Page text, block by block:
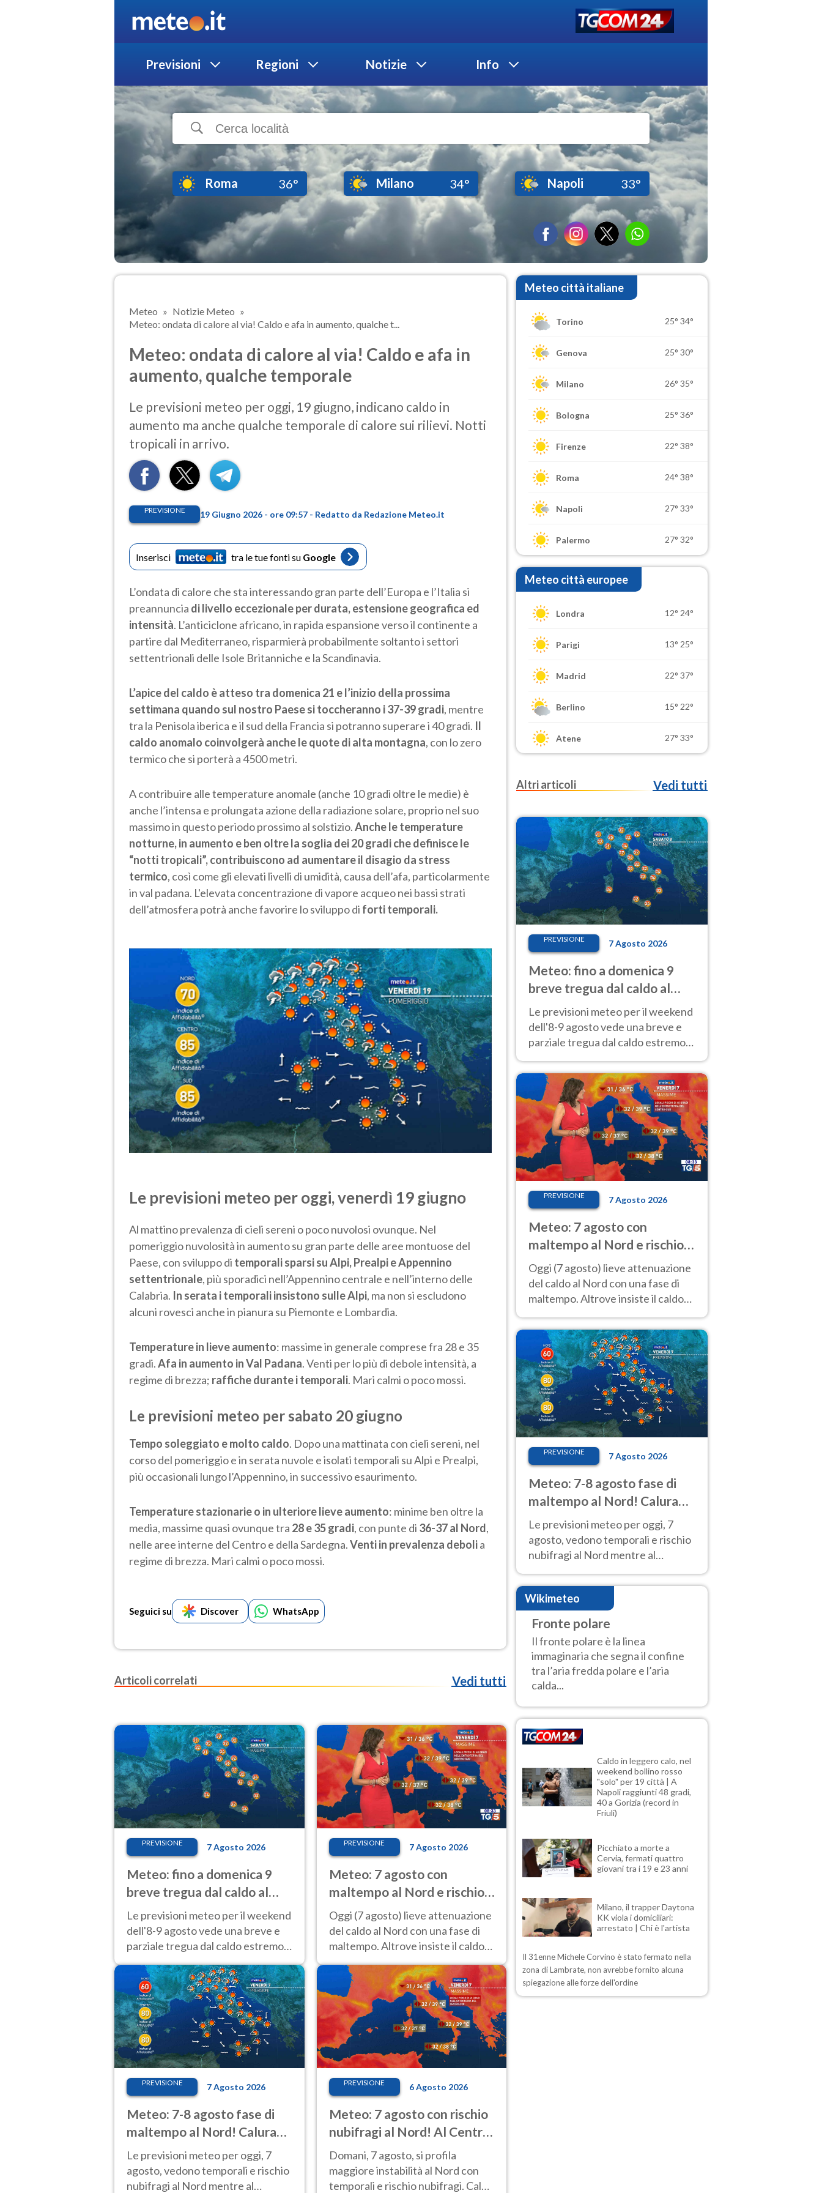
Previsioni Regioni Notizie Info
Roma 36° Milano 34° Napoli 33°
Meteo
Notizie Meteo
Meteo: ondata di calore al via! Caldo e afa in aumento, qualche t...
Meteo: ondata di calore al via! Caldo e afa in
aumento, qualche temporale
Le previsioni meteo per oggi, 19 giugno, indicano caldo in
aumento ma anche qualche temporale di calore sui rilievi. Notti
tropicali in arrivo.
PREVISIONE 19 Giugno 2026 - ore 09:57 - Redatto da Redazione Meteo.it
Inserisci tra le tue fonti su Google
L’ondata di calore che sta interessando gran parte dell’Europa e l’Italia si
preannuncia di livello eccezionale per durata, estensione geografica ed
intensità. L’anticiclone africano, in rapida espansione verso il continente a
partire dal Mediterraneo, risparmierà probabilmente soltanto i settori
settentrionali delle Isole Britanniche e la Scandinavia.
L’apice del caldo è atteso tra domenica 21 e l’inizio della prossima
settimana quando sul nostro Paese si toccheranno i 37-39 gradi, mentre
tra la Penisola iberica e il sud della Francia si potranno superare i 40 gradi. Il
caldo anomalo coinvolgerà anche le quote di alta montagna, con lo zero
termico che si porterà a 4500 metri.
A contribuire alle temperature anomale (anche 10 gradi oltre le medie) è
anche l’intensa e prolungata azione della radiazione solare, proprio nel suo
massimo in questo periodo prossimo al solstizio.Anche le temperature
notturne, in aumento e ben oltre la soglia dei 20 gradi che definisce le
“notti tropicali”, contribuiscono ad aumentare il disagio da stress
termico, così come gli elevati livelli di umidità, causa dell’afa, particolarmente
in val padana. L'elevata concentrazione di vapore acqueo nei bassi strati
dell’atmosfera potrà anche favorire lo sviluppo di forti temporali.
Le previsioni meteo per oggi, venerdì 19 giugno
Al mattino prevalenza di cieli sereni o poco nuvolosi ovunque. Nel
pomeriggio nuvolosità in aumento su gran parte delle aree montuose del
Paese, con sviluppo di temporali sparsi su Alpi, Prealpi e Appennino
settentrionale, più sporadici nell’Appennino centrale e nell’interno delle
Calabria. In serata i temporali insistono sulle Alpi, ma non si escludono
alcuni rovesci anche in pianura su Piemonte e Lombardia.
Temperature in lieve aumento: massime in generale comprese fra 28 e 35
gradi.Afa in aumento in Val Padana. Venti per lo più di debole intensità, a
regime di brezza; raffiche durante i temporali. Mari calmi o poco mossi.
Le previsioni meteo per sabato 20 giugno
Tempo soleggiato e molto caldo. Dopo una mattinata con cieli sereni, nel
corso del pomeriggio e in serata nuvole e isolati temporali su Alpi e Prealpi,
più occasionali lungo l’Appennino, in successivo esaurimento.
Temperature stazionarie o in ulteriore lieve aumento: minime ben oltre la
media, massime quasi ovunque tra 28 e 35 gradi, con punte di 36-37 al Nord,
nelle aree interne del Centro e della Sardegna.Venti in prevalenza debolia
regime di brezza. Mari calmi o poco mossi.
Seguici su Discover WhatsApp
Articoli correlati Vedi tutti
PREVISIONE 7 Agosto 2026
Meteo: fino a domenica 9
breve tregua dal caldo al
Nord! Altrove calura e afa
Le previsioni meteo per il weekend
dell'8-9 agosto vede una breve e
parziale tregua dal caldo estremo
al Nord mentre altrove persistono
40 gradi.
PREVISIONE 7 Agosto 2026
Meteo: 7 agosto con
maltempo al Nord e rischio
nubifragi. Altrove caldo
estremo
Oggi (7 agosto) lieve attenuazione
del caldo al Nord con una fase di
maltempo. Altrove insiste il caldo
estremo con picchi di 40°C. Le
previsioni
PREVISIONE 7 Agosto 2026
Meteo: 7-8 agosto fase di
maltempo al Nord! Calura
fino a Ferragosto
Le previsioni meteo per oggi, 7
agosto, vedono temporali e rischio
nubifragi al Nord mentre al
PREVISIONE 6 Agosto 2026
Meteo: 7 agosto con rischio
nubifragi al Nord! Al Centro-
Sud caldo estremo
Domani, 7 agosto, si profila
maggiore instabilità al Nord con
temporali e rischio nubifragi. Caldo
Meteo città italiane
Torino 25° 34°
Genova 25° 30°
Milano 26° 35°
Bologna 25° 36°
Firenze 22° 38°
Roma 24° 38°
Napoli 27° 33°
Palermo 27° 32°
Meteo città europee
Londra 12° 24°
Parigi 13° 25°
Madrid 22° 37°
Berlino 15° 22°
Atene 27° 33°
Altri articoli Vedi tutti
PREVISIONE 7 Agosto 2026
Meteo: fino a domenica 9
breve tregua dal caldo al
Nord! Altrove calura e afa
Le previsioni meteo per il weekend
dell'8-9 agosto vede una breve e
parziale tregua dal caldo estremo
40 gradi.
PREVISIONE 7 Agosto 2026
Meteo: 7 agosto con
maltempo al Nord e rischio
nubifragi. Altrove caldo
estremo
Oggi (7 agosto) lieve attenuazione
del caldo al Nord con una fase di
maltempo. Altrove insiste il caldo
previsioni
PREVISIONE 7 Agosto 2026
Meteo: 7-8 agosto fase di
maltempo al Nord! Calura
fino a Ferragosto
Le previsioni meteo per oggi, 7
agosto, vedono temporali e rischio
nubifragi al Nord mentre al
molto intenso.
Wikimeteo
Fronte polare
Il fronte polare è la linea
immaginaria che segna il confine
tra l’aria fredda polare e l’aria
calda...
Caldo in leggero calo, nel
weekend bollino rosso
"solo" per 19 città | A
Napoli raggiunti 48 gradi,
40 a Gorizia (record in
Friuli)
Picchiato a morte a
Cervia, fermati quattro
giovani tra i 19 e 23 anni
Milano, il trapper Daytona
KK viola i domiciliari:
arrestato | Chi è l'artista
Il 31enne Michele Corvino è stato fermato nella
zona di Lambrate, non avrebbe fornito alcuna
spiegazione alle forze dell'ordine